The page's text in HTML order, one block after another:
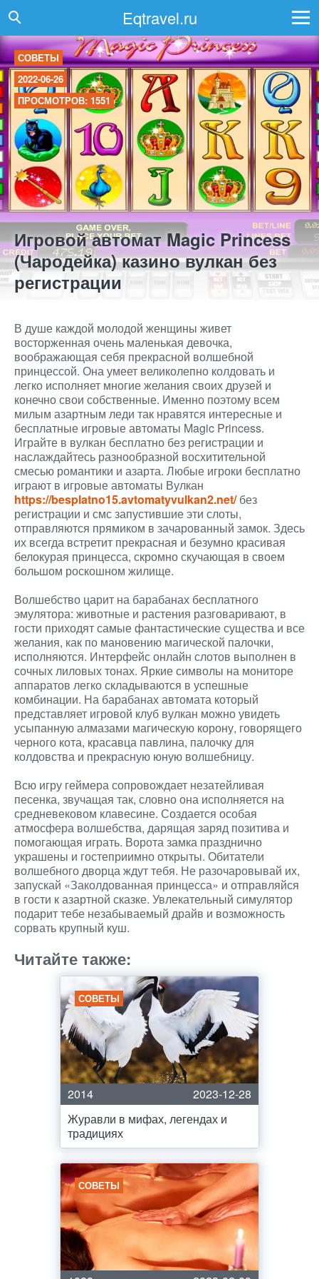
Eqtravel.ru
СОВЕТЫ
2022-06-26
ПРОСМОТРОВ: 1551
Игровой автомат Magic Princess
(Чародейка) казино вулкан без
регистрации
В душе каждой молодой женщины живет
восторженная очень маленькая девочка,
воображающая себя прекрасной волшебной
принцессой. Она умеет великолепно колдовать и
легко исполняет многие желания своих друзей и
конечно свои собственные. Именно поэтому всем
милым азартным леди так нравятся интересные и
бесплатные игровые автоматы Magic Princess.
Играйте в вулкан бесплатно без регистрации и
наслаждайтесь разнообразной восхитительной
смесью романтики и азарта. Любые игроки бесплатно
играют в игровые автоматы Вулкан
https://besplatno15.avtomatyvulkan2.net/без
регистрации и смс запустившие эти слоты,
отправляются прямиком в зачарованный замок. Здесь
их всегда встретит прекрасная и безумно красивая
белокурая принцесса, скромно скучающая в своем
большом роскошном жилище.
Волшебство царит на барабанах бесплатного
эмулятора: животные и растения разговаривают, в
гости приходят самые фантастические существа и все
желания, как по мановению магической палочки,
исполняются. Интерфейс онлайн слотов выполнен в
сочных лиловых тонах. Яркие символы на мониторе
аппаратов легко складываются в успешные
комбинации. На барабанах автомата который
представляет игровой клуб вулкан можно увидеть
усыпанную алмазами магическую корону, говорящего
черного кота, красавца павлина, палочку для
колдовства и прекрасную юную волшебницу.
Всю игру геймера сопровождает незатейливая
песенка, звучащая так, словно она исполняется на
средневековом клавесине. Создается особая
атмосфера волшебства, дарящая заряд позитива и
помогающая играть. Ворота замка празднично
украшены и гостеприимно открыты. Обитатели
волшебного дворца ждут тебя. Не разочаровывай их,
запускай «Заколдованная принцесса» и отправляйся
в гости к азартной сказке. Увлекательный симулятор
подарит тебе незабываемый драйв и возможность
сорвать крупный куш.
Читайте также:
СОВЕТЫ
2014
2023-12-28
Журавли в мифах, легендах и
традициях
СОВЕТЫ